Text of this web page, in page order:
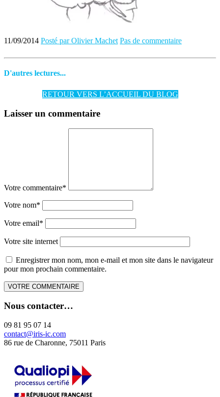
11/09/2014 Posté par Olivier Machet Pas de commentaire
D'autres lectures...
RETOUR VERS L’ACCUEIL DU BLOG
Laisser un commentaire
Votre commentaire*
Votre nom*
Votre email*
Votre site internet
Enregistrer mon nom, mon e-mail et mon site dans le navigateur
pour mon prochain commentaire.
Nous contacter…
09 81 95 07 14
contact@iris-ic.com
86 rue de Charonne, 75011 Paris